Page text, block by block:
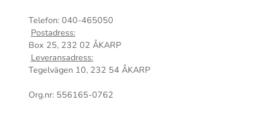
Telefon: 040-465050
Postadress:
Box 25, 232 02 ÅKARP
Leveransadress:
Tegelvägen 10, 232 54 ÅKARP
Org.nr: 556165-0762